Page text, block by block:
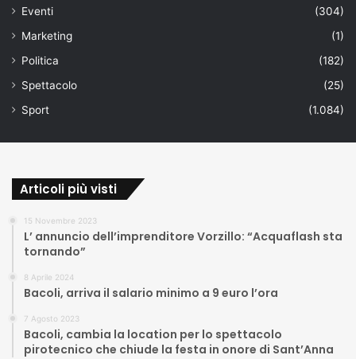
Eventi
(304)
Marketing
(1)
Politica
(182)
Spettacolo
(25)
Sport
(1.084)
Articoli più visti
15 Novembre 2023
L’ annuncio dell’imprenditore Vorzillo: “Acquaflash sta
tornando”
8 Aprile 2024
Bacoli, arriva il salario minimo a 9 euro l’ora
7 Agosto 2023
Bacoli, cambia la location per lo spettacolo
pirotecnico che chiude la festa in onore di Sant’Anna